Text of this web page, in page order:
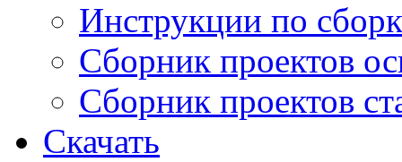
Инструкции по
Сборник проектов
Сборник проектов
Скачать